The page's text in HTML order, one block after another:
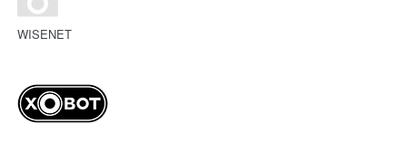
WISENET